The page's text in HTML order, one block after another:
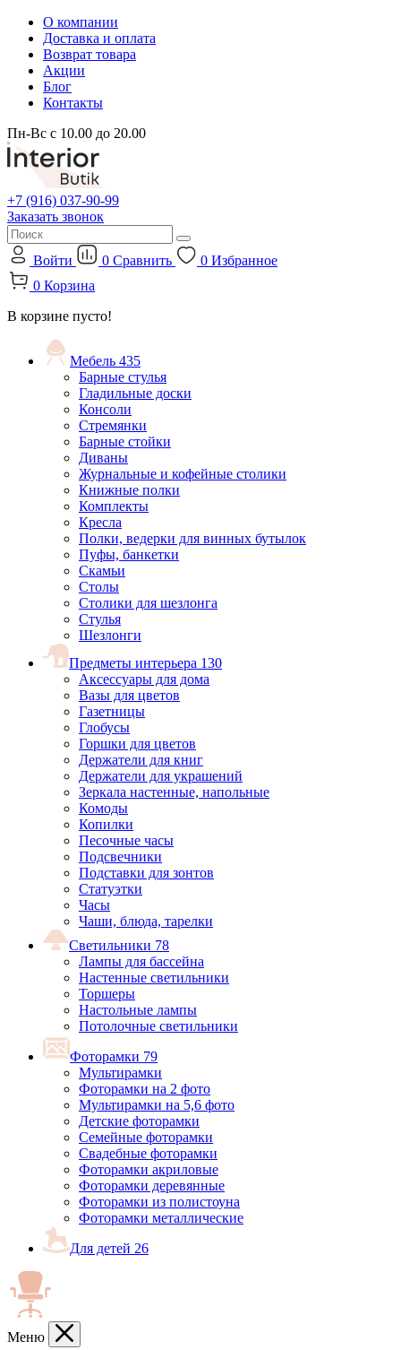
О компании
Доставка и оплата
Возврат товара
Акции
Блог
Контакты
Пн-Вс с 10.00 до 20.00
+7 (916) 037-90-99
Заказать звонок
Войти 0 Сравнить 0 Избранное
0 Корзина
В корзине пусто!
Мебель 435
Барные стулья
Гладильные доски
Консоли
Стремянки
Барные стойки
Диваны
Журнальные и кофейные столики
Книжные полки
Комплекты
Кресла
Полки, ведерки для винных бутылок
Пуфы, банкетки
Скамьи
Столы
Столики для шезлонга
Стулья
Шезлонги
Предметы интерьера 130
Аксессуары для дома
Вазы для цветов
Газетницы
Глобусы
Горшки для цветов
Держатели для книг
Держатели для украшений
Зеркала настенные, напольные
Комоды
Копилки
Песочные часы
Подсвечники
Подставки для зонтов
Статуэтки
Часы
Чаши, блюда, тарелки
Светильники 78
Лампы для бассейна
Настенные светильники
Торшеры
Настольные лампы
Потолочные светильники
Фоторамки 79
Мультирамки
Фоторамки на 2 фото
Мультирамки на 5,6 фото
Детские фоторамки
Семейные фоторамки
Свадебные фоторамки
Фоторамки акриловые
Фоторамки деревянные
Фоторамки из полистоуна
Фоторамки металлические
Для детей 26
Меню